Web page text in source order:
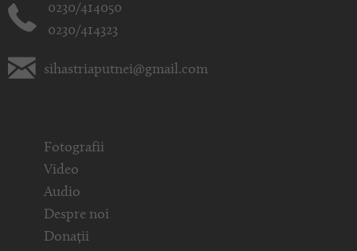
0230/414050
0230/414323
sihastriaputnei@gmail.com
Fotografii
Video
Audio
Despre noi
Donații